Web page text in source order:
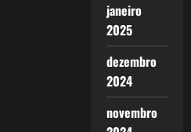
janeiro
2025
dezembro
2024
novembro